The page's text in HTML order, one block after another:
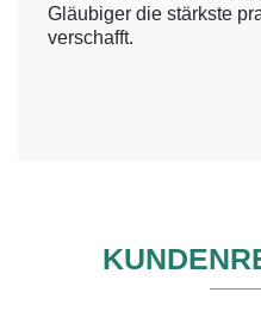
Gläubiger die stärkste
verschafft.